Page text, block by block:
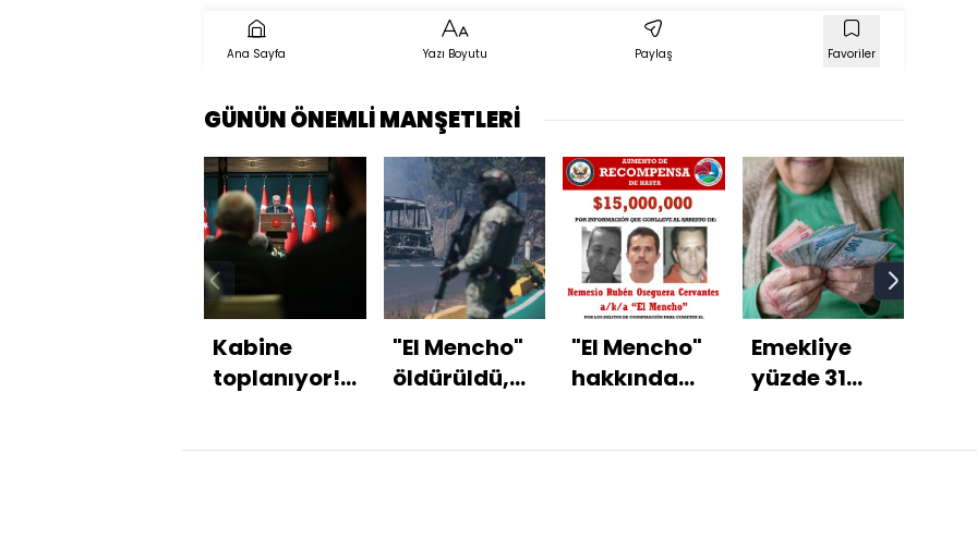
Ana Sayfa Yazı Boyutu Paylaş Favoriler
GÜNÜN ÖNEMLİ MANŞETLERİ
Kabine
toplanıyor!
"El Mencho"
öldürüldü,
"El Mencho"
hakkında
Emekliye
yüzde 31